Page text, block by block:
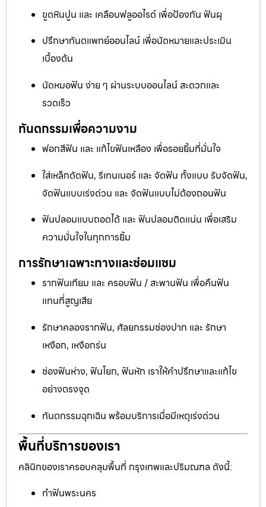
ขูดหินปูน และ เคลือบฟลูออไรด์ เพื่อป้องกัน ฟันผุ
ปรึกษาทันตแพทย์ออนไลน์ เพื่อนัดหมายและประเมิน
เบื้องต้น
นัดหมอฟัน ง่าย ๆ ผ่านระบบออนไลน์ สะดวกและ
รวดเร็ว
ทันตกรรมเพื่อความงาม
ฟอกสีฟัน และ แก้ไขฟันเหลือง เพื่อรอยยิ้มที่มั่นใจ
ใส่เหล็กดัดฟัน, รีเทนเนอร์ และ จัดฟัน ทั้งแบบ รับจัดฟัน,
จัดฟันแบบเร่งด่วน และ จัดฟันแบบไม่ต้องถอนฟัน
ฟันปลอมแบบถอดได้ และ ฟันปลอมติดแน่น เพื่อเสริม
ความมั่นใจในทุกการยิ้ม
การรักษาเฉพาะทางและซ่อมแซม
รากฟันเทียม และ ครอบฟัน / สะพานฟัน เพื่อคืนฟัน
แทนที่สูญเสีย
รักษาคลองรากฟัน, ศัลยกรรมช่องปาก และ รักษา
เหงือก, เหงือกร่น
ช่องฟันห่าง, ฟันโยก, ฟันหัก เราให้คำปรึกษาและแก้ไข
อย่างตรงจุด
ทันตกรรมฉุกเฉิน พร้อมบริการเมื่อมีเหตุเร่งด่วน
พื้นที่บริการของเรา
คลินิกของเราครอบคลุมพื้นที่ กรุงเทพและปริมณฑล ดังนี้:
ทำฟันพระนคร